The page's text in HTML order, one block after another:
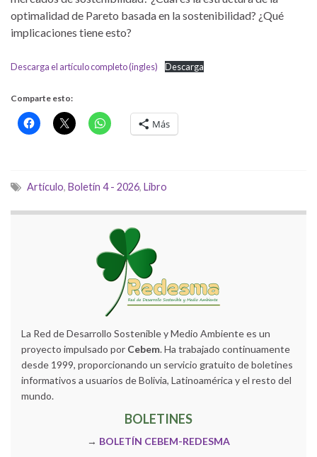
optimalidad de Pareto basada en la sostenibilidad? ¿Qué
implicaciones tiene esto?
Descarga el artículo completo (ingles) Descarga
Comparte esto:
Más
Artículo, Boletín 4 - 2026, Libro
La Red de Desarrollo Sostenible y Medio Ambiente es un
proyecto impulsado por Cebem. Ha trabajado continuamente
desde 1999, proporcionando un servicio gratuito de boletines
informativos a usuarios de Bolivia, Latinoamérica y el resto del
mundo.
BOLETINES
→ BOLETÍN CEBEM-REDESMA